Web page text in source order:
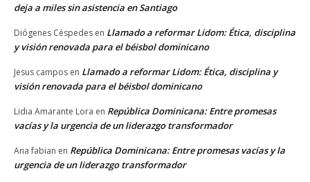
deja a miles sin asistencia en Santiago
Diógenes Céspedes en Llamado a reformar Lidom: Ética, disciplina
y visión renovada para el béisbol dominicano
Jesus campos en Llamado a reformar Lidom: Ética, disciplina y
visión renovada para el béisbol dominicano
Lidia Amarante Lora en República Dominicana: Entre promesas
vacías y la urgencia de un liderazgo transformador
Ana fabian en República Dominicana: Entre promesas vacías y la
urgencia de un liderazgo transformador